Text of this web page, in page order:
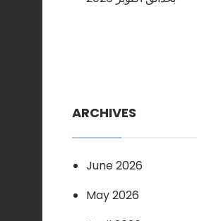
ARCHIVES
June 2026
May 2026